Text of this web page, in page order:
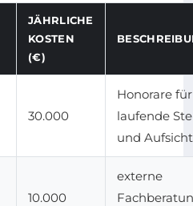
JÄHRLICHE
KOSTEN
(€)
30.000
Honorare für
laufende
und Aufsicht
10.000
externe